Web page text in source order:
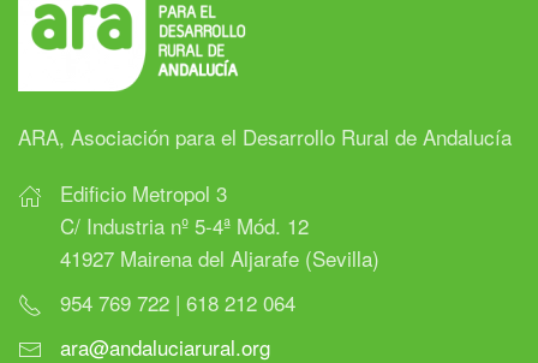
ARA, Asociación para el Desarrollo Rural de Andalucía
Edificio Metropol 3
C/ Industria nº 5-4ª Mód. 12
41927 Mairena del Aljarafe (Sevilla)
954 769 722 | 618 212 064
ara@andaluciarural.org